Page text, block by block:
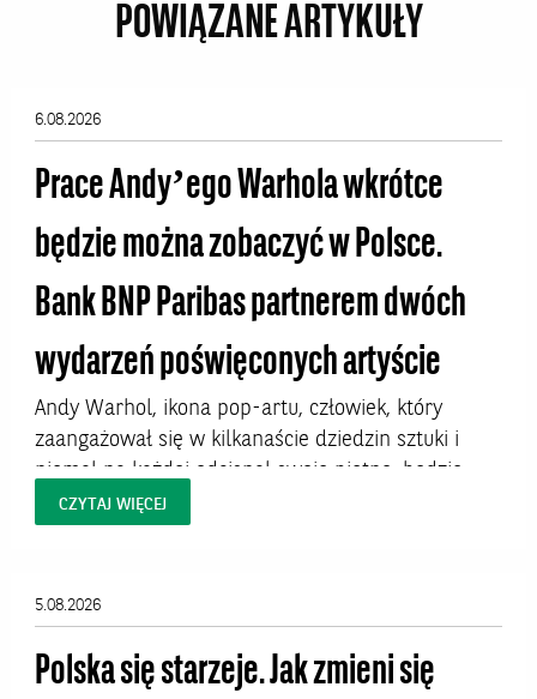
POWIĄZANE ARTYKUŁY
6.08.2026
Prace Andy’ego Warhola wkrótce
będzie można zobaczyć w Polsce.
Bank BNP Paribas partnerem dwóch
wydarzeń poświęconych artyście
Andy Warhol, ikona pop-artu, człowiek, który
zaangażował się w kilkanaście dziedzin sztuki i
niemal na każdej odcisnął swoje piętno, będzie
bohaterem dwóch wystaw w Polsce. W Krakowie
Placu Szczepańskim. W Warszawie prace Warhola
uświetnią Hotel Warszawa Art Fair, targi, które
odbędą...
CZYTAJ WIĘCEJ
5.08.2026
Polska się starzeje. Jak zmieni się